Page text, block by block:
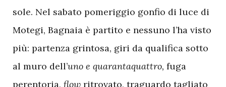
sole. Nel sabato pomeriggio gonfio di luce di
Motegi, Bagnaia è partito e nessuno l’ha visto
più: partenza grintosa, giri da qualifica sotto
al muro dell’uno e quarantaquattro, fuga
perentoria, flow ritrovato, traguardo tagliato